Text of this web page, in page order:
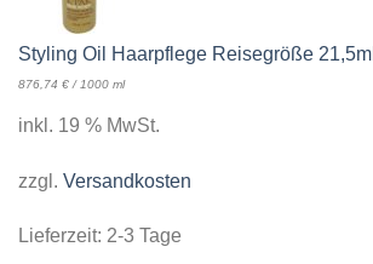
Styling Oil Haarpflege Reisegröße 21,5ml
876,74 € / 1000 ml
inkl. 19 % MwSt.
zzgl. Versandkosten
Lieferzeit: 2-3 Tage